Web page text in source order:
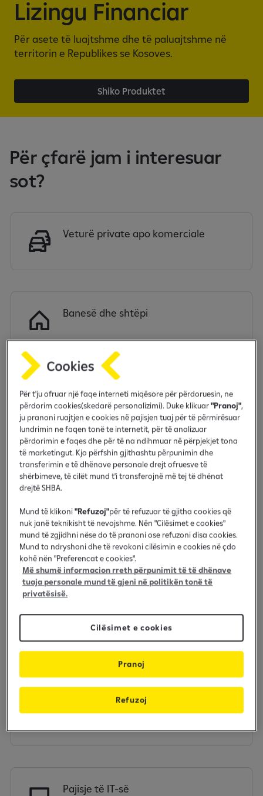
Lizingu Financiar
Për asete të luajtshme dhe të paluajtshme në
territorin e Republikes se Kosoves.
Shiko Produktet
Për çfarë jam i interesuar
sot?
Veturë private apo komerciale
Banesë dhe shtëpi
Lokale afariste
Mjete Agro
Kamionë dhe rimorkio
Autobusë
Pajisje të IT-së
Për t'ju ofruar një faqe interneti miqësore për përdoruesin, ne
përdorim cookies(skedarë personalizimi). Duke klikuar"Pranoj",
ju pranoni ruajtjen e cookies në pajisjen tuaj për të përmirësuar
lundrimin ne faqen tonë te internetit, për të analizuar
përdorimin e faqes dhe për të na ndihmuar në përpjekjet tona
të marketingut. Kjo përfshin gjithashtu përpunimin dhe
transferimin e të dhënave personale drejt ofruesve të
shërbimeve, të cilët mund t'i transferojnë më tej të dhënat
drejtë SHBA.
Mund të klikoni"Refuzoj"për të refuzuar të gjitha cookies që
nuk janë teknikisht të nevojshme. Nën "Cilësimet e cookies"
mund të zgjidhni nëse do të pranoni ose refuzoni disa cookies.
Mund ta ndryshoni dhe të revokoni cilësimin e cookies në çdo
kohë nën "Preferencat e cookies".
Më shumë informacion rreth përpunimit të të dhënave
tuaja personale mund të gjeni në politikën tonë të
privatësisë.
Cilësimet e cookies
Refuzoj
Pranoj